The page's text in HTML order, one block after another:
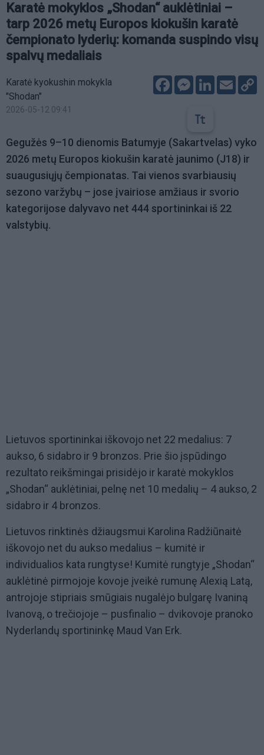
Karatė mokyklos „Shodan“ auklėtiniai –
tarp 2026 metų Europos kiokušin karatė
čempionato lyderių: komanda suspindo visų
spalvų medaliais
Karatė kyokushin mokykla
"Shodan"
2026-05-12 09:41
FacebookMessenger
LinkedIn
Email
Gegužės 9–10 dienomis Batumyje (Sakartvelas) vyko
2026 metų Europos kiokušin karatė jaunimo (J18) ir
suaugusiųjų čempionatas. Tai vienos svarbiausių
sezono varžybų – jose įvairiose amžiaus ir svorio
kategorijose dalyvavo net 444 sportininkai iš 22
valstybių.
Lietuvos sportininkai iškovojo net 22 medalius: 7
aukso, 6 sidabro ir 9 bronzos. Prie šio įspūdingo
rezultato reikšmingai prisidėjo ir karatė mokyklos
„Shodan“ auklėtiniai, pelnę net 10 medalių – 4 aukso, 2
sidabro ir 4 bronzos.
Lietuvos rinktinės džiaugsmui Karolina Radžiūnaitė
iškovojo net du aukso medalius – kumitė ir
individualios kata rungtyse! Kumitė rungtyje „Shodan“
auklėtinė pirmojoje kovoje įveikė rumunę Alexią Latą,
antrojoje stipriais smūgiais nugalėjo bulgarę Ivaniną
Ivanovą, o trečiojoje – pusfinalio – dvikovoje pranoko
Nyderlandų sportininkę Maud Van Erk.